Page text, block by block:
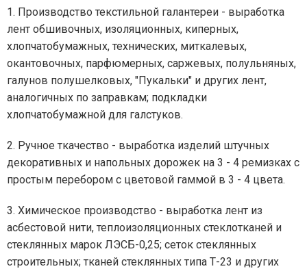
1. Производство текстильной галантереи - выработка
лент обшивочных, изоляционных, киперных,
хлопчатобумажных, технических, миткалевых,
окантовочных, парфюмерных, саржевых, полульняных,
галунов полушелковых, "Пукальки" и других лент,
аналогичных по заправкам; подкладки
хлопчатобумажной для галстуков.
2. Ручное ткачество - выработка изделий штучных
декоративных и напольных дорожек на 3 - 4 ремизках с
простым перебором с цветовой гаммой в 3 - 4 цвета.
3. Химическое производство - выработка лент из
асбестовой нити, теплоизоляционных стеклотканей и
стеклянных марок ЛЭСБ-0,25; сеток стеклянных
строительных; тканей стеклянных типа Т-23 и других